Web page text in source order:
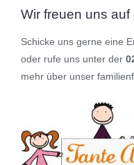
Wir freuen uns auf
Schicke uns gerne eine
oder rufe uns unter der
mehr über unser